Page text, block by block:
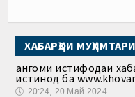
ХАБАРҲОИ
Ҳангоми истифодаи
истинод ба
🕔 20:24, 20.Май 2024